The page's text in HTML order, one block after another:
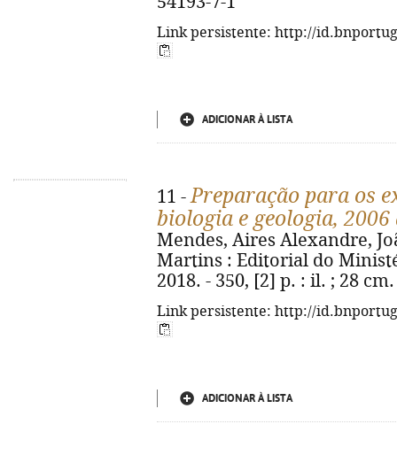
Link persistente: http://
ADICIONAR À LISTA
11 -Preparação para os
biologia e geologia, 2006
Mendes, Aires Alexandre,
Martins : Editorial do
2018. - 350, [2] p. : il. ; 28
Link persistente: http://
ADICIONAR À LISTA